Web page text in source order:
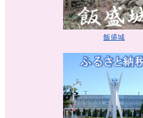
飯盛城